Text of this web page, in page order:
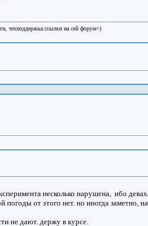
техподдержка.ссылки на сей форум=)
несколько нарушена, ибо
погоды от этого нет. но иногда
не дают. держу в курсе.